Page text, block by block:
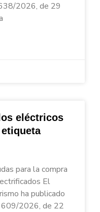
2026, de 29
eléctricos
para la compra
El
ha publicado
2026, de 22